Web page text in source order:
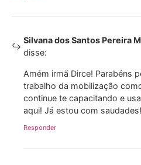
Silvana dos Santos Pereira
disse:
Amém irmã Dirce! Parabéns
trabalho da mobilização
continue te capacitando e
aqui! Já estou com
Responder